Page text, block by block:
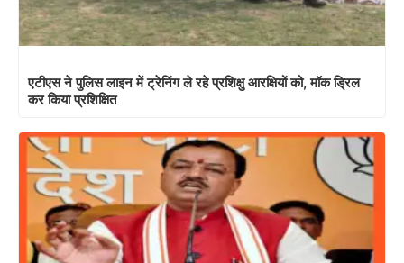
एटीएस ने पुलिस लाइन में ट्रेनिंग ले रहे प्रशिक्षु आरक्षियों को, मॉक ड्रिल
कर किया प्रशिक्षित